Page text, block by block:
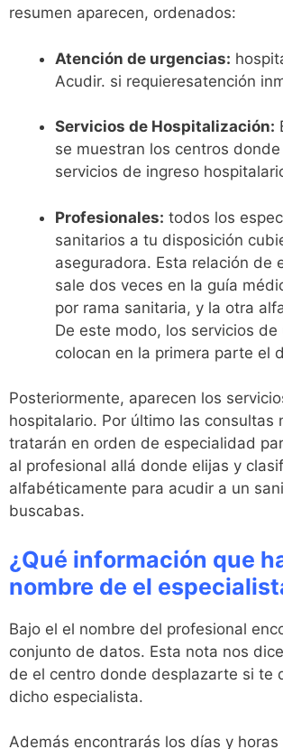
resumen aparecen, ordenados:
Atención de urgencias:
Acudir. si requieresatención
Servicios de Hospitalización:
se muestran los centros
servicios de ingreso
Profesionales: todos los
sanitarios a tu disposición
aseguradora. Esta relación de
sale dos veces en la guía
por rama sanitaria, y la otra
De este modo, los servicios de
colocan en la primera parte el
Posteriormente, aparecen los
hospitalario. Por último las consultas
tratarán en orden de especialidad
al profesional allá donde elijas y
alfabéticamente para acudir a un
buscabas.
¿Qué información que
nombre de el
Bajo el el nombre del profesional
conjunto de datos. Esta nota nos
de el centro donde desplazarte si te
dicho especialista.
Además encontrarás los días y horas